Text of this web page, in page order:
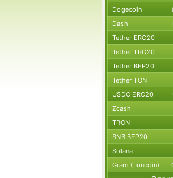
Dogecoin
Dash
Tether ERC20
Tether TRC20
Tether BEP20
Tether TON
USDC ERC20
Zcash
TRON
BNB BEP20
Solana
Gram (Toncoin)